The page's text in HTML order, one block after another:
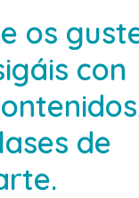
os
con
de